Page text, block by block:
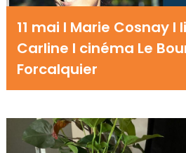
11 mai I Marie Cosnay I
Carline I cinéma Le
Forcalquier